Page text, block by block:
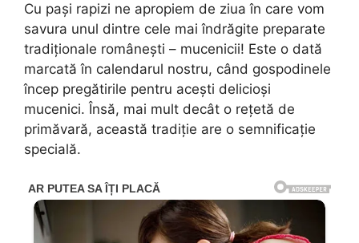
Cu pași rapizi ne apropiem de ziua în care vom
savura unul dintre cele mai îndrăgite preparate
tradiționale românești – mucenicii! Este o dată
marcată în calendarul nostru, când gospodinele
încep pregătirile pentru acești delicioși
mucenici. Însă, mai mult decât o rețetă de
primăvară, această tradiție are o semnificație
specială.